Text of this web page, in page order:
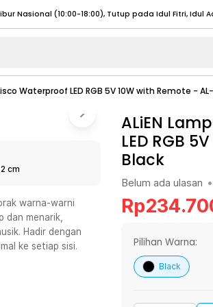
- Minggu (08:00 - 20:00), Tutup pada Idul Fitri
Libur Nasional (08:00 - 17:00) Selengkapnya
Libur Nasional (08:00 - 17:00) Selengkapnya
Nasional (12:00-20:00), Tutup pada Idul Fitri
Nasional (12:00-20:00), Tutup pada Idul Fitri
- Minggu (08:00 - 20:00), Tutup pada Idul Fitri
Libur Nasional (08:00 - 17:00) Selengkapnya
Waterproof LED RGB 5V 10W with Remote -
cm
warna-warni
dan menarik,
Hadir dengan
ke setiap sisi.
ALiEN
LED RGB
Black
Belum ada ulasan •
Rp
Pilihan Warna:
Black